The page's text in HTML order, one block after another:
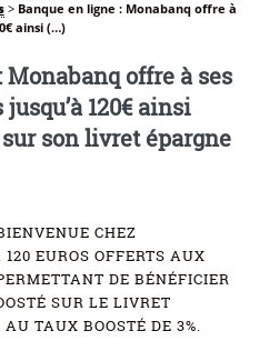
> Banque en ligne : Monabanq offre à
ainsi (…)
offre à ses
120€ ainsi
sur son livret épargne
CHEZ
EUROS OFFERTS AUX
DE BÉNÉFICIER
SUR LE LIVRET
TAUX BOOSTÉ DE 3%.